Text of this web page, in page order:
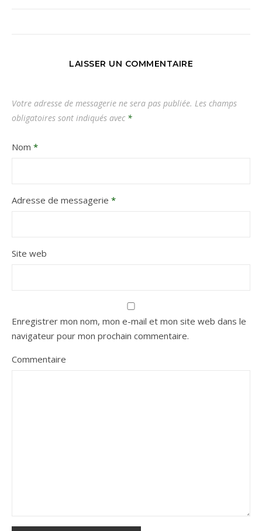
LAISSER UN COMMENTAIRE
Votre adresse de messagerie ne sera pas publiée. Les champs
obligatoires sont indiqués avec *
Nom *
Adresse de messagerie *
Site web
Enregistrer mon nom, mon e-mail et mon site web dans le
navigateur pour mon prochain commentaire.
Commentaire